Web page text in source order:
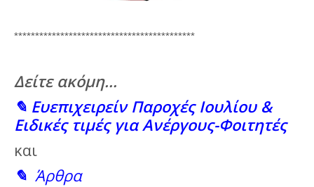
*******************************************
Δείτε ακόμη…
✎ Ευεπιχειρείν Παροχές Ιουλίου &
Ειδικές τιμές για Ανέργους-Φοιτητές
και
✎ Άρθρα